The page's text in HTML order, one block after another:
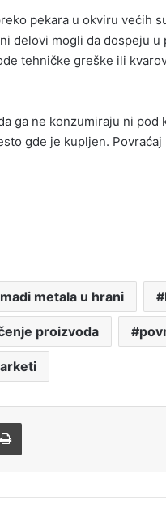
pekara u okviru većih
delovi mogli da dospeju u
tehničke greške ili
ga ne konzumiraju ni pod
gde je kupljen.
metala u hrani
proizvoda